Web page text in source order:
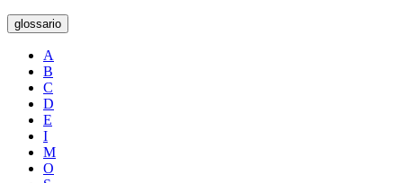
glossario
A
B
C
D
E
I
M
O